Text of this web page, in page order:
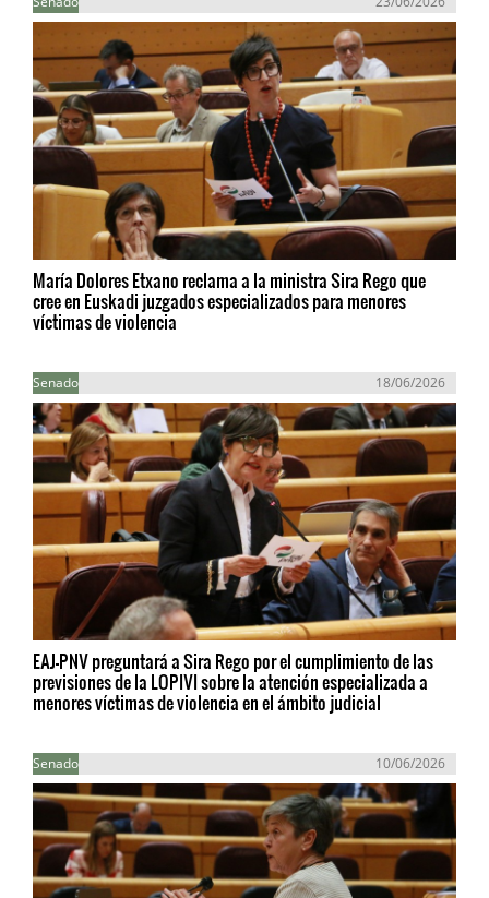
María Dolores Etxano reclama a la ministra Sira Rego que
cree en Euskadi juzgados especializados para menores
víctimas de violencia
Senado 18/06/2026
EAJ-PNV preguntará a Sira Rego por el cumplimiento de las
previsiones de la LOPIVI sobre la atención especializada a
menores víctimas de violencia en el ámbito judicial
Senado 10/06/2026